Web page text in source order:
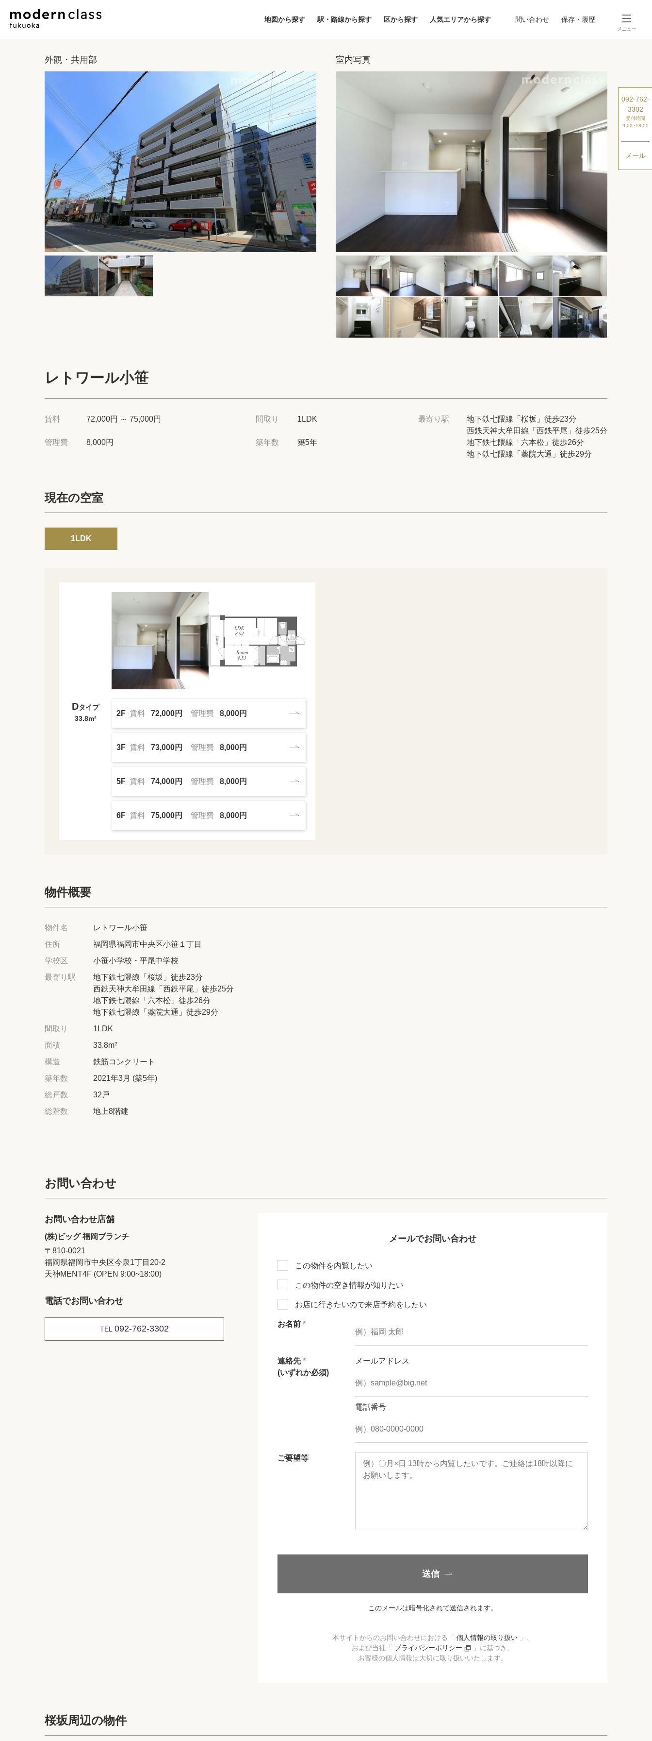
地図から探す 駅・路線から探す 区から探す 人気エリアから探す 問い合わせ 保存・履歴
メニュー
駅・路線から探す
人気エリアから探す
閲覧履歴
保存した検索条件
店舗・スタッフ紹介
希望条件を伝えてプロに探してもらう
高級賃貸物件コラム modern classについて
会社概要
クッキーポリシー
外観・共用部 室内写真
レトワール小笹
賃料 72,000円 ～ 75,000円 間取り 1LDK
管理費 8,000円 築年数 築5年
最寄り駅
地下鉄七隈線「桜坂」徒歩23分
西鉄天神大牟田線「西鉄平尾」徒歩25分
地下鉄七隈線「六本松」徒歩26分
地下鉄七隈線「薬院大通」徒歩29分
現在の空室
1LDK
Dタイプ
33.8m²
2F 賃料 72,000円 管理費 8,000円
3F 賃料 73,000円 管理費 8,000円
5F 賃料 74,000円 管理費 8,000円
6F 賃料 75,000円 管理費 8,000円
物件概要
物件名
レトワール小笹
住所
福岡県福岡市中央区小笹１丁目
学校区
小笹小学校・平尾中学校
最寄り駅
地下鉄七隈線「桜坂」徒歩23分
西鉄天神大牟田線「西鉄平尾」徒歩25分
地下鉄七隈線「六本松」徒歩26分
地下鉄七隈線「薬院大通」徒歩29分
間取り
1LDK
面積
33.8m²
構造
鉄筋コンクリート
築年数
2021年3月 (築5年)
総戸数
32戸
総階数
地上8階建
092-762-
3302
受付時間
9:00~18:00
メール
お問い合わせ
お問い合わせ店舗
(株)ビッグ 福岡ブランチ
〒810-0021
福岡県福岡市中央区今泉1丁目20‐2
天神MENT4F (OPEN 9:00~18:00)
電話でお問い合わせ
TEL 092-762-3302
メールでお問い合わせ
この物件を内覧したい
この物件の空き情報が知りたい
お店に行きたいので来店予約をしたい
お名前 *
連絡先*
(いずれか必須)
メールアドレス
電話番号
ご要望等
送信
このメールは暗号化されて送信されます。
本サイトからのお問い合わせにおける「 個人情報の取り扱い 」、
および当社「 プライバシーポリシー
」に基づき、
お客様の個人情報は大切に取り扱いいたします。
桜坂周辺の物件